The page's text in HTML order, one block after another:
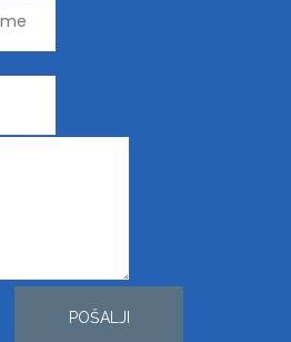
POŠALJI